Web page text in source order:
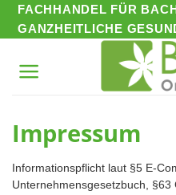
Zum
Inhalt
FACHHANDEL FÜR
GANZHEITLICHE
Impressum
Informationspflicht laut §5 E-
Unternehmensgesetzbuch, §63